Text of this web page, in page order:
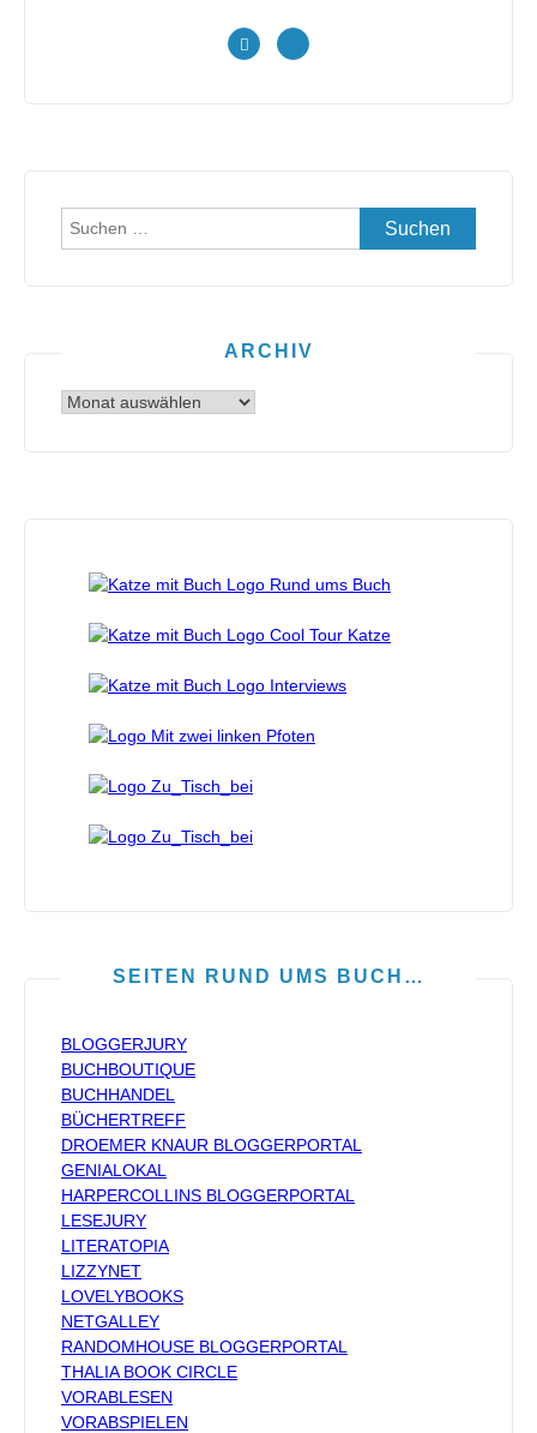
Suchen
ARCHIV
Archiv
SEITEN RUND UMS BUCH…
BLOGGERJURY
BUCHBOUTIQUE
BUCHHANDEL
BÜCHERTREFF
DROEMER KNAUR BLOGGERPORTAL
GENIALOKAL
HARPERCOLLINS BLOGGERPORTAL
LESEJURY
LITERATOPIA
LIZZYNET
LOVELYBOOKS
NETGALLEY
RANDOMHOUSE BLOGGERPORTAL
THALIA BOOK CIRCLE
VORABLESEN
VORABSPIELEN